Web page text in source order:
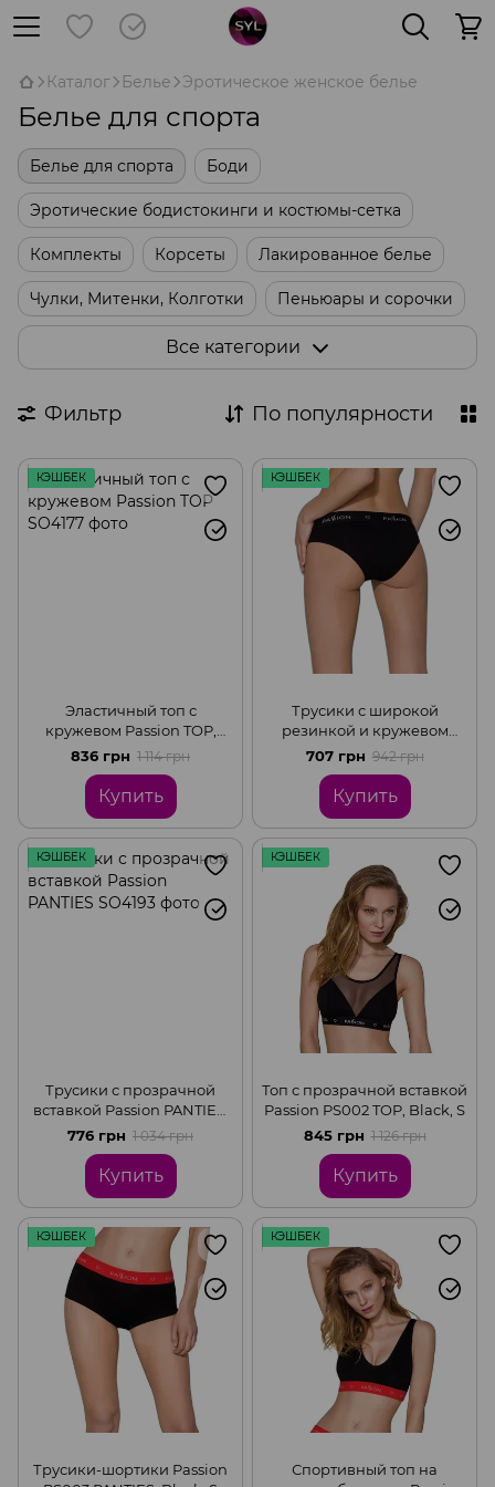
Каталог Белье Эротическое женское белье
Белье для спорта
Белье для спорта Боди
Эротические бодистокинги и костюмы-сетка
Комплекты Корсеты Лакированное белье
Чулки, Митенки, Колготки Пеньюары и сорочки
Ролевые костюмы Стрепы и белье из стреп
Все категории
Фильтр По популярности
КЭШБЕК
Эластичный топ с
кружевом Passion TOP,
Black, S
836 грн 1 114 грн
Купить
КЭШБЕК
Трусики с широкой
резинкой и кружевом
Passion PANTIES, Black, S
707 грн 942 грн
Купить
КЭШБЕК
Трусики с прозрачной
вставкой Passion PANTIES,
Black, S
776 грн 1 034 грн
Купить
КЭШБЕК
Топ с прозрачной вставкой
Passion PS002 TOP, Black, S
845 грн 1 126 грн
Купить
КЭШБЕК
Трусики-шортики Passion
КЭШБЕК
Спортивный топ на